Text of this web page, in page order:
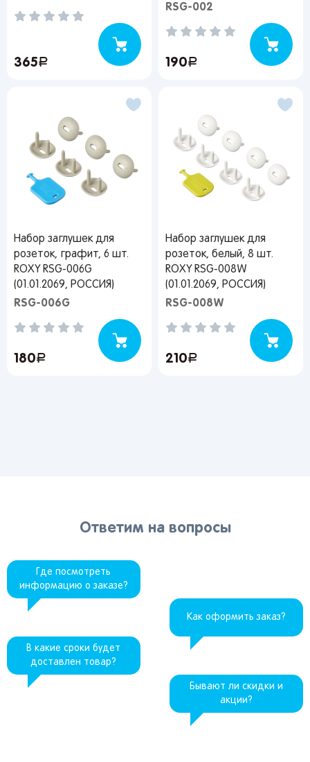
365руб.
RSG-002
190руб.
Набор заглушек для
розеток, графит, 6 шт.
ROXY RSG-006G
(01.01.2069, РОССИЯ)
RSG-006G
180руб.
Набор заглушек для
розеток, белый, 8 шт.
ROXY RSG-008W
(01.01.2069, РОССИЯ)
RSG-008W
210руб.
Ответим на вопросы
Где посмотреть
информацию о заказе?
Как оформить заказ?
В какие сроки будет
доставлен товар?
Бывают ли скидки и
акции?
Я согласен на обработку моих
Запомнить меня
Забыли свой пароль?
Регистрация
получать индивидуальные рекомендации
Популярные регионы
Петербург
Киров
Липецк
Воронеж
Волгоград
Астрахань
Махачкала
Челны
Киров
Нижний
Новгород
Ижевск
Тольятти
Пермь
Пенза
Оренбург
Красноярск
Новосибирск
Омск
Барнаул
Владивосток